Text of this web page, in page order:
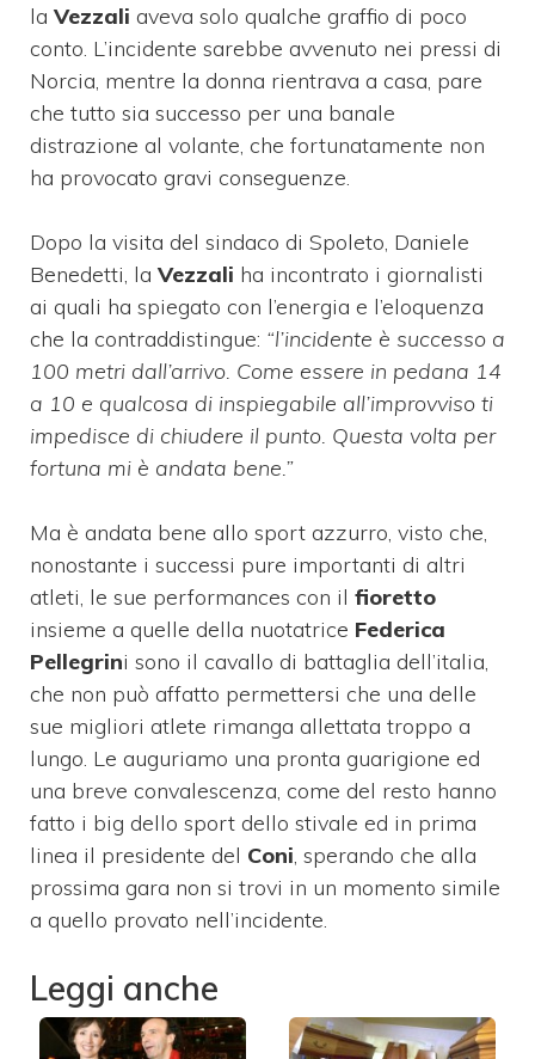
la Vezzali aveva solo qualche graffio di poco
conto. L’incidente sarebbe avvenuto nei pressi di
Norcia, mentre la donna rientrava a casa, pare
che tutto sia successo per una banale
distrazione al volante, che fortunatamente non
ha provocato gravi conseguenze.
Dopo la visita del sindaco di Spoleto, Daniele
Benedetti, la Vezzali ha incontrato i giornalisti
ai quali ha spiegato con l’energia e l’eloquenza
che la contraddistingue: “l’incidente è successo a
100 metri dall’arrivo. Come essere in pedana 14
a 10 e qualcosa di inspiegabile all’improvviso ti
impedisce di chiudere il punto. Questa volta per
fortuna mi è andata bene.”
Ma è andata bene allo sport azzurro, visto che,
nonostante i successi pure importanti di altri
atleti, le sue performances con il fioretto
insieme a quelle della nuotatrice Federica
Pellegrini sono il cavallo di battaglia dell’italia,
che non può affatto permettersi che una delle
sue migliori atlete rimanga allettata troppo a
lungo. Le auguriamo una pronta guarigione ed
una breve convalescenza, come del resto hanno
fatto i big dello sport dello stivale ed in prima
linea il presidente del Coni, sperando che alla
prossima gara non si trovi in un momento simile
a quello provato nell’incidente.
Leggi anche